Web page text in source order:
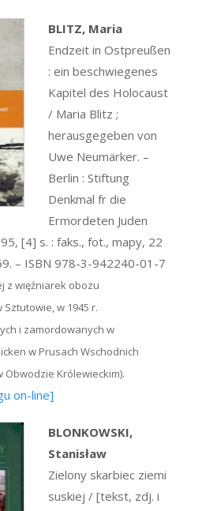
BLITZ, Maria
Endzeit in Ostpreußen
: ein beschwiegenes
Kapitel des Holocaust
/ Maria Blitz ;
herausgegeben von
Uwe Neumärker. –
Berlin : Stiftung
Denkmal fr die
Ermordeten Juden
[4] s. : faks., fot., mapy, 22
– ISBN 978-3-942240-01-7
z więźniarek obozu
w 1945 r.
i zamordowanych w
w Prusach Wschodnich
Obwodzie Królewieckim).
on-line]
BLONKOWSKI,
Stanisław
Zielony skarbiec ziemi
suskiej / [tekst, zdj. i